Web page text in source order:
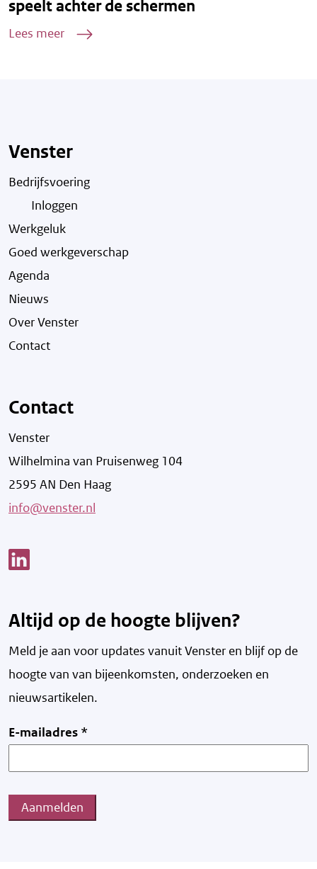
speelt achter de schermen
Lees meer
Venster
Bedrijfsvoering
Inloggen
Werkgeluk
Goed werkgeverschap
Agenda
Nieuws
Over Venster
Contact
Contact
Venster
Wilhelmina van Pruisenweg 104
2595 AN Den Haag
info@venster.nl
Altijd op de hoogte blijven?
Meld je aan voor updates vanuit Venster en blijf op de
hoogte van van bijeenkomsten, onderzoeken en
nieuwsartikelen.
E-mailadres *
Aanmelden